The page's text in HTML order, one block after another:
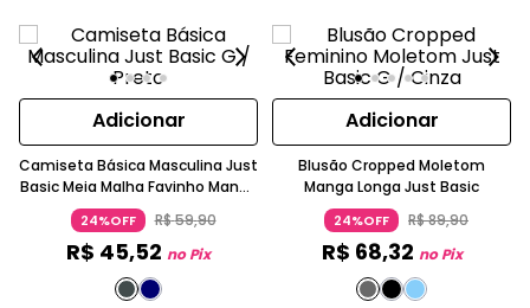
Adicionar
Camiseta Básica Masculina Just
Basic Meia Malha Favinho Manga
Curta Branca
24%OFF R$59,90
R$ 45,52 no Pix
Adicionar
Blusão Cropped Moletom
Manga Longa Just Basic
24%OFF R$89,90
R$ 68,32 no Pix